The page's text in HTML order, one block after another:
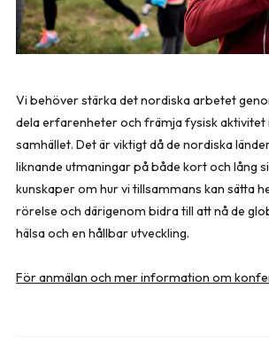
Vi behöver stärka det nordiska arbetet
dela erfarenheter och främja fysisk aktivitet
samhället. Det är viktigt då de nordiska
liknande utmaningar på både kort och lång
kunskaper om hur vi tillsammans kan sätta
rörelse och därigenom bidra till att nå de
hälsa och en hållbar utveckling.
För anmälan och mer information om